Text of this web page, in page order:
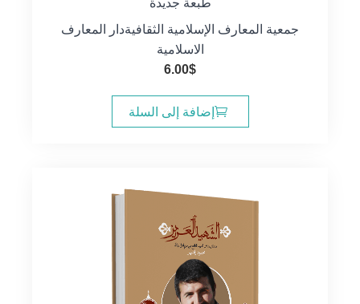
جمعية المعارف الإسلامية الثقافيةدار المعارف
الاسلامية
6.00$
إضافة إلى السلة